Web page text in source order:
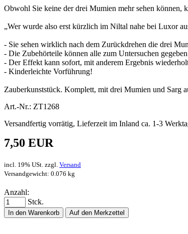
Obwohl Sie keine der drei Mumien mehr sehen können,
„Wer wurde also erst kürzlich im Niltal nahe bei Luxor
- Sie sehen wirklich nach dem Zurückdrehen die drei
- Die Zubehörteile können alle zum Untersuchen
- Der Effekt kann sofort, mit anderem Ergebnis
- Kinderleichte Vorführung!
Zauberkunststück. Komplett, mit drei Mumien und Sarg
Art.-Nr.: ZT1268
Versandfertig vorrätig, Lieferzeit im Inland ca. 1-3
7,50 EUR
incl. 19% USt. zzgl. Versand
Versandgewicht: 0.076 kg
Anzahl:
Stck.
In den Warenkorb Auf den Merkzettel